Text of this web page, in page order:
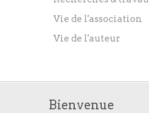
Vie de l'association
Vie de l'auteur
Bienvenue